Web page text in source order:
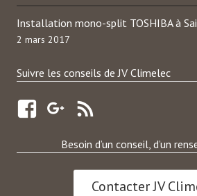
Installation mono-split TOSHIBA à
2 mars 2017
Suivre les conseils de JV Climelec
Besoin d’un conseil, d’un
Contacter JV